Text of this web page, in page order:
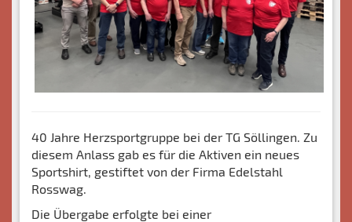
40 Jahre Herzsportgruppe bei der TG Söllingen. Zu
diesem Anlass gab es für die Aktiven ein neues
Sportshirt, gestiftet von der Firma Edelstahl
Rosswag.
Die Übergabe erfolgte bei einer